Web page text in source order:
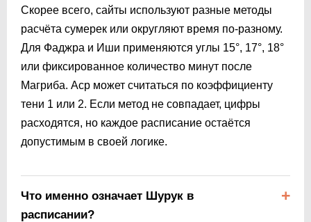
Скорее всего, сайты используют разные методы
расчёта сумерек или округляют время по-разному.
Для Фаджра и Иши применяются углы 15°, 17°, 18°
или фиксированное количество минут после
Магриба. Аср может считаться по коэффициенту
тени 1 или 2. Если метод не совпадает, цифры
расходятся, но каждое расписание остаётся
допустимым в своей логике.
Что именно означает Шурук в
расписании?